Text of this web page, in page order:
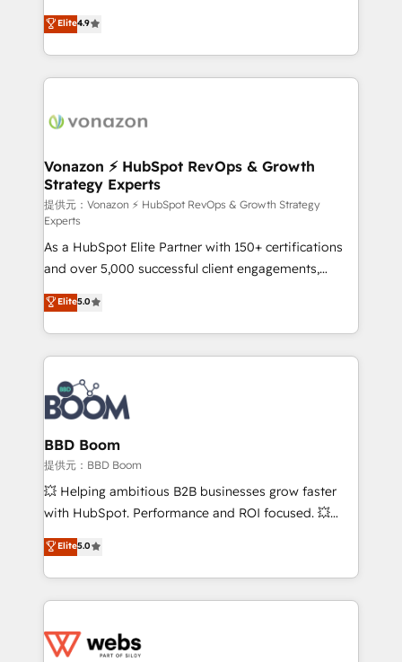
HubSpot dans votre organisation. Pour toute
question technique ou besoin de structuration de
B2B à travers l’acquisition de nouveaux clients,
l'intégration CRM et le développement des revenus
auprès de vos comptes existants. En France et à
l'international, nous travaillons avec des ETI
delà d’une simple transformation digitale et des
➤ L’intégration de CRM et de méthodologie RevOps
pour aligner les équipes marketing, commerciales et
support client (data migration, synchronisation API,
audit et maintenance) ➤ La création de sites internet
de conversion qui transforment les visiteurs en
opportunités d'affaires ➤ La mise en place de
stratégies d'acquisition marketing (SEO, SEA,
inbound, automatisation marketing, ABM, IA,
emailing) Informations clés : - 10 ans d'expérience -
100+ intégrations CRM HubSpot réussies - 40
experts conseil - 150 certifications HubSpot
cumulées
Elite4.9
Vonazon ⚡ HubSpot RevOps & Growth
Strategy Experts
提供元：Vonazon ⚡ HubSpot RevOps & Growth Strategy
Experts
As a HubSpot Elite Partner with 150+ certifications
and over 5,000 successful client engagements,
Vonazon turns marketing complexity into
measurable, scalable growth. From onboarding to
enterprise-grade campaigns, our in-house team
builds scalable strategies that drive long-term
revenue. ⚙️ HubSpot Integration & Optimization •
Seamless CRM, CMS, and automation setup •
Complex platform migrations and data cleanups •
Custom APIs and third-party integrations 📈 End-to-
End Revenue Acceleration • Lifecycle marketing and
pipeline growth programs • Sales enablement tools
and CRM optimization • Retention strategies with
Execution • 750+ onboardings and 2,000+
implementations • Deep expertise across marketing,
Elite5.0
BBD Boom
提供元：BBD Boom
💥 Helping ambitious B2B businesses grow faster
with HubSpot. Performance and ROI focused. 💥
BBD Boom is the HubSpot partner that can help you
to HubSpot Better. We work with your teams to
solve all your HubSpot challenges and improve user
adoption, sales process and marketing results.
the first time 🔧 Designing and optimising your
Elite5.0